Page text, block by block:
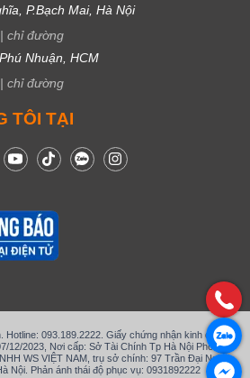
P.Bạch Mai, Hà Nội
| chỉ đường
Nhuận, HCM
| chỉ đường
TÔI TẠI
093.189.2222. Giấy chứng nhận kinh doanh
12/2023, Nơi cấp: Sở Tài Chính Tp Hà Nội Phòng
WS VIỆT NAM, trụ sở chính: 97 Trần Đại Nghĩa,
Nội. Phản ánh thái độ phục vụ: 0931892222